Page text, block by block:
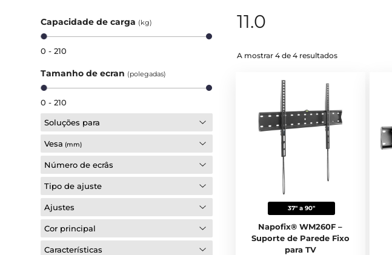
Capacidade de carga (kg)
0 - 210
Tamanho de ecran (polegadas)
0 - 210
Soluções para
Vesa (mm)
Número de ecrâs
Tipo de ajuste
Ajustes
Cor principal
Características
11.0
A mostrar 4 de 4 resultados
37" a 90"
Napofix® WM260F –
Suporte de Parede Fixo
para TV